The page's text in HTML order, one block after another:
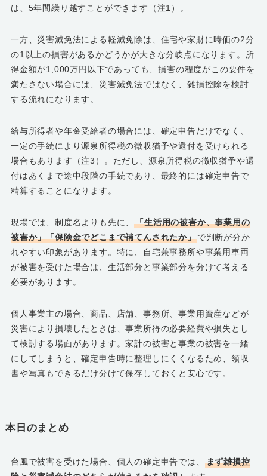
は、5年間繰り越すことができます（注1）。
一方、災害減免法による軽減免除は、住宅や家財に時価の2分
の1以上の損害があるかどうかが大きな分岐点になります。所
得金額が1,000万円以下であっても、損害の程度がこの要件を
満たさない場合には、災害減免法ではなく、雑損控除を検討
する流れになります。
給与所得者や年金受給者の場合には、確定申告だけでなく、
一定の手続により源泉所得税の徴収猶予や還付を受けられる
場合もあります（注3）。ただし、源泉所得税の徴収猶予や還
付はあくまで途中段階の手続であり、最終的には確定申告で
精算することになります。
現場では、制度名よりも先に、「生活用の被害か、事業用の
被害か」「保険金でどこまで補てんされたか」で判断が分か
れやすい印象があります。特に、自宅兼事務所や事業用車両
が被害を受けた場合は、生活部分と事業部分を分けて考える
必要があります。
個人事業主の場合、商品、店舗、事務所、事業用資産などが
災害により損壊したときは、事業所得の必要経費や損失とし
て検討する場面があります。家計の被害と事業の被害を一緒
にしてしまうと、確定申告時に整理しにくくなるため、領収
書や写真もできるだけ分けて保存しておくと安心です。
本日のまとめ
台風で被害を受けた場合、個人の確定申告では、
まず雑損控